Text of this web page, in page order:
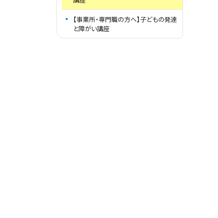
【事業所・専門職の方へ】子どもの発達
と障がい講座